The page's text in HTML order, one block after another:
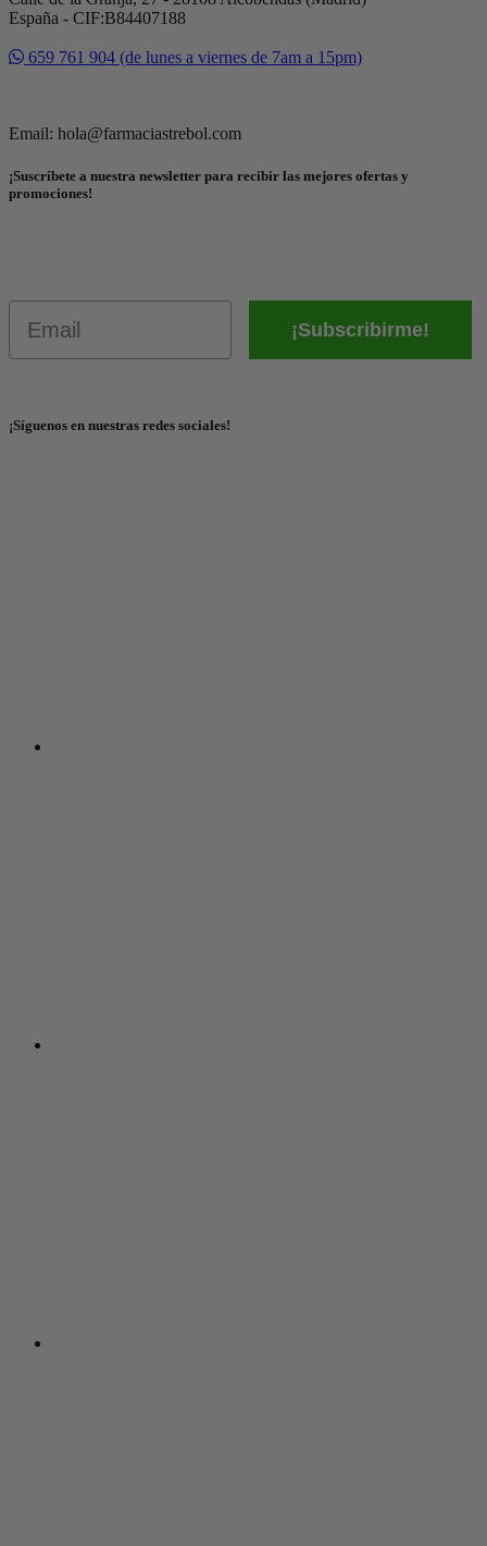
España - CIF:B84407188
659 761 904 (de lunes a viernes de 7am a 15pm)
Email: hola@farmaciastrebol.com
¡Suscríbete a nuestra newsletter para recibir las mejores ofertas y
promociones!
¡Subscribirme!
¡Síguenos en nuestras redes sociales!